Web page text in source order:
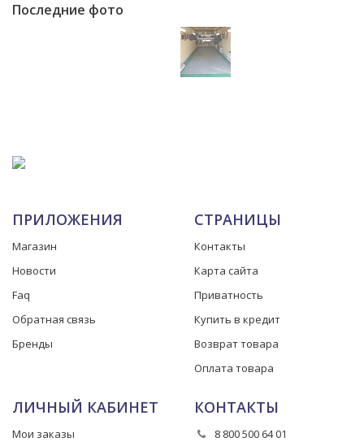
Последние фото
ПРИЛОЖЕНИЯ
Магазин
Новости
Faq
Обратная связь
Бренды
СТРАНИЦЫ
Контакты
Карта сайта
Приватность
Купить в кредит
Возврат товара
Оплата товара
ЛИЧНЫЙ КАБИНЕТ
Мои заказы
КОНТАКТЫ
8 800 500 64 01